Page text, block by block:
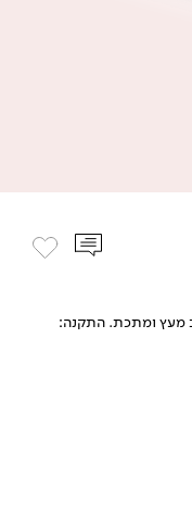
בנפח 90 ליטר. מורכב מעץ ומתכת. התקנה: